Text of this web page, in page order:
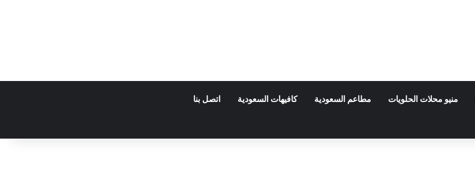
منيو محلات الحلويات مطاعم السعودية كافيهات السعودية اتصل بنا